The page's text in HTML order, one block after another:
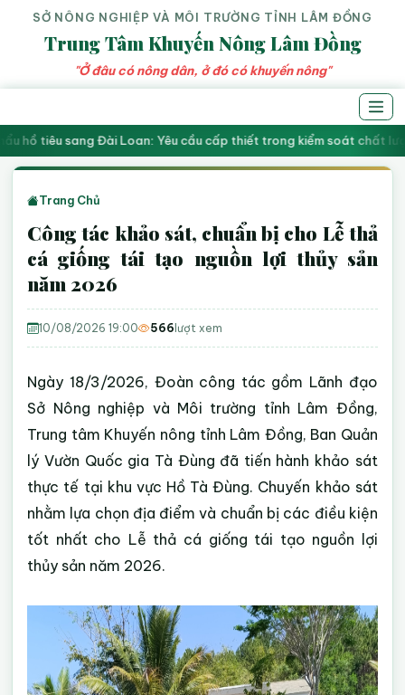
SỞ NÔNG NGHIỆP VÀ MÔI TRƯỜNG TỈNH LÂM ĐỒNG
Trung Tâm Khuyến Nông Lâm Đồng
"Ở đâu có nông dân, ở đó có khuyến nông"
hồ tiêu sang Đài Loan: Yêu cầu cấp thiết trong kiểm soát chất
Trang Chủ
Công tác khảo sát, chuẩn bị cho Lễ thả
cá giống tái tạo nguồn lợi thủy sản
năm 2026
10/08/2026 19:00 566 lượt xem
Ngày 18/3/2026, Đoàn công tác gồm Lãnh đạo
Sở Nông nghiệp và Môi trường tỉnh Lâm Đồng,
Trung tâm Khuyến nông tỉnh Lâm Đồng, Ban Quản
lý Vườn Quốc gia Tà Đùng đã tiến hành khảo sát
thực tế tại khu vực Hồ Tà Đùng. Chuyến khảo sát
nhằm lựa chọn địa điểm và chuẩn bị các điều kiện
tốt nhất cho Lễ thả cá giống tái tạo nguồn lợi
thủy sản năm 2026.